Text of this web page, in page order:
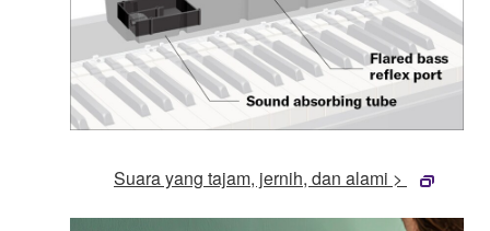
Suara yang tajam, jernih, dan alami >